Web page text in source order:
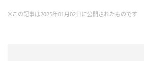
※この記事は2025年01月02日に公開されたものです